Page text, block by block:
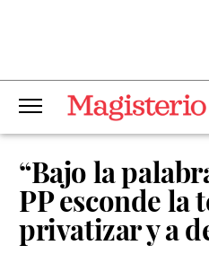
“Bajo la
PP esconde la
privatizar y a